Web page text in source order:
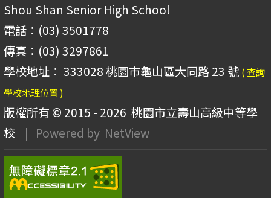
Shou Shan Senior High School
電話：(03) 3501778
傳真：(03) 3297861
學校地址： 333028 桃園市龜山區大同路 23 號 ( 查詢
學校地理位置 )
版權所有 © 2015 - 2026 桃園市立壽山高級中等學
校
| Powered by NetView